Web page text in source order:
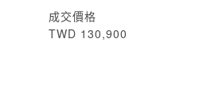
成交價格
TWD 130,900